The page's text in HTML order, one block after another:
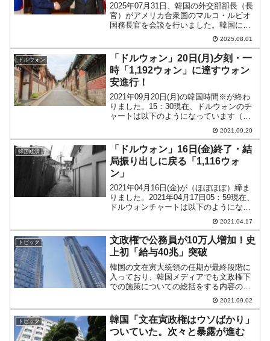
2025年07月31日、韓国の外交部部長（長
官）がアメリカ合衆国のマルコ・ルビオ
国務長官を会談を行いました。韓国に正
式な外交部部長が就任しましたので、こ
れでやっと正式な外相会談が実現しまし
た。↑マルコ・ルビオ国務長官（右）がよ
うやく韓国の外...
2025.08.01
ドルウォン
「ドルウォン」20日(月)夕刻・一
時「1,192ウォン」に達すウォン
安進行！
2021年09月20日(月)の韓国時間※が終わ
りました。15：30現在、ドルウォンのチ
ャートは以下のようになっています（チ
ャートは『Investing.com』より引用）。
一時は「1ドル＝1,192ウォン」まで達し
ましたが、現在のところ「1...
2021.09.20
韓国経済
「ドルウォン」16日(金)終了・結
局振り出しに戻る「1,116ウォ
ン」
2021年04月16日(金)が（ほぼほぼ）締ま
りました。2021年04月17日05：59現在、
ドルウォンチャートは以下のようになっ
ています（チャートは『Investing.com』
より引用：以下同）。陰線となりました
が、ローソク足の実体部分...
2021.04.17
トピック
文政権で公務員が10万人増加！史
上初「給与40兆」突破
韓国の文在寅大統領の任期が最終段階に
入っており、韓国メディアでも文政権下
での施策についての総括をする内容のも
のが増えてきました。文政権下の雇用対
策は、とにかく「公務員」の数を増やす
ことでした。素晴らしい「雇用大統領」
の功績なにせ文大統領は「...
2021.09.02
トピック
韓国「文在寅政権はウソばかり」
ついていた。次々と暴露が進む